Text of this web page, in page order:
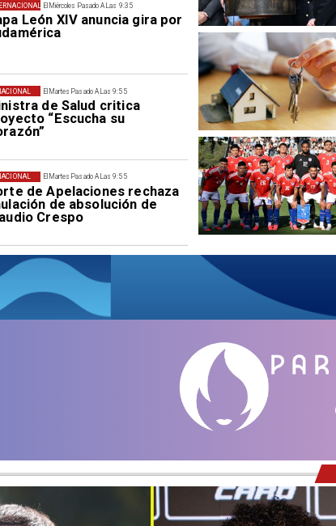
El Miércoles Pasado A Las 9:35
León XIV anuncia gira por
El Martes Pasado A Las 9:55
de Salud critica
“Escucha su
El Martes Pasado A Las 9:55
de Apelaciones rechaza
de absolución de
Crespo